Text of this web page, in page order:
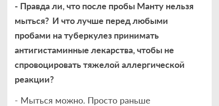
- Правда ли, что после пробы Манту нельзя
мыться? И что лучше перед любыми
пробами на туберкулез принимать
антигистаминные лекарства, чтобы не
спровоцировать тяжелой аллергической
реакции?
- Мыться можно. Просто раньше